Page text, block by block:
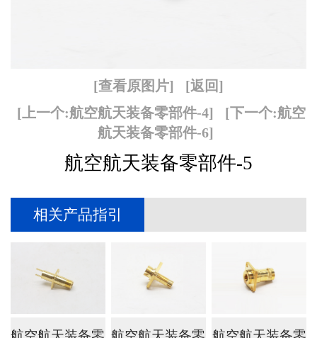
[查看原图片]
[返回]
[上一个:航空航天装备零部件-4]
[下一个:航空
航天装备零部件-6]
航空航天装备零部件-5
相关产品指引